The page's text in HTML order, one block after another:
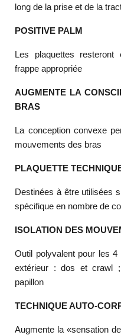
long de la prise et de la
POSITIVE PALM
Les plaquettes
frappe appropriée
AUGMENTE LA
BRAS
La conception convexe
mouvements des bras
PLAQUETTE
Destinées à être utilisées
spécifique en nombre de
ISOLATION DES
Outil polyvalent pour les
extérieur : dos et crawl
papillon
TECHNIQUE AUTO-
Augmente la «sensation